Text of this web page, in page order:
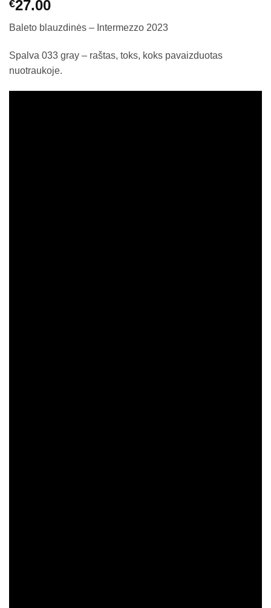
€27.00
Baleto blauzdinės – Intermezzo 2023
Spalva 033 gray – raštas, toks, koks pavaizduotas
nuotraukoje.